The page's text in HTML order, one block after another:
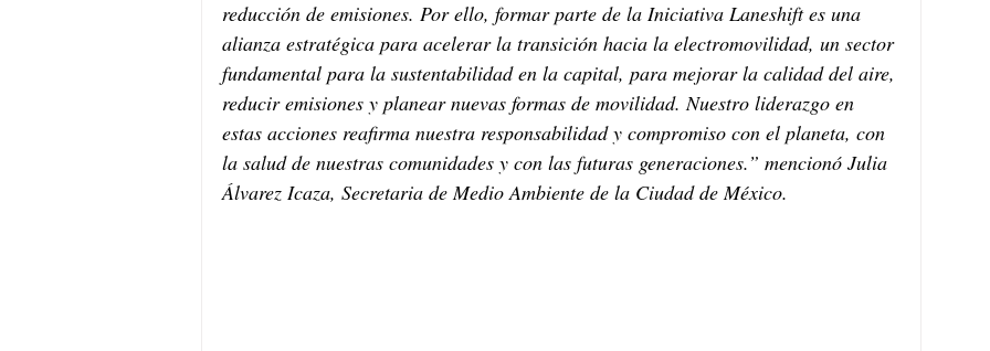
reducción de emisiones. Por ello, formar parte de la Iniciativa Laneshift es una
alianza estratégica para acelerar la transición hacia la electromovilidad, un sector
fundamental para la sustentabilidad en la capital, para mejorar la calidad del aire,
reducir emisiones y planear nuevas formas de movilidad. Nuestro liderazgo en
estas acciones reafirma nuestra responsabilidad y compromiso con el planeta, con
la salud de nuestras comunidades y con las futuras generaciones.” mencionó Julia
Álvarez Icaza, Secretaria de Medio Ambiente de la Ciudad de México.